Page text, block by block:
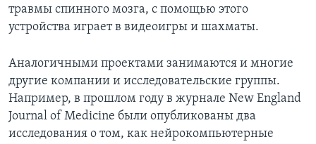
травмы спинного мозга, с помощью этого
устройства играет в видеоигры и шахматы.
Аналогичными проектами занимаются и многие
другие компании и исследовательские группы.
Например, в прошлом году в журнале New England
Journal of Medicine были опубликованы два
исследования о том, как нейрокомпьютерные